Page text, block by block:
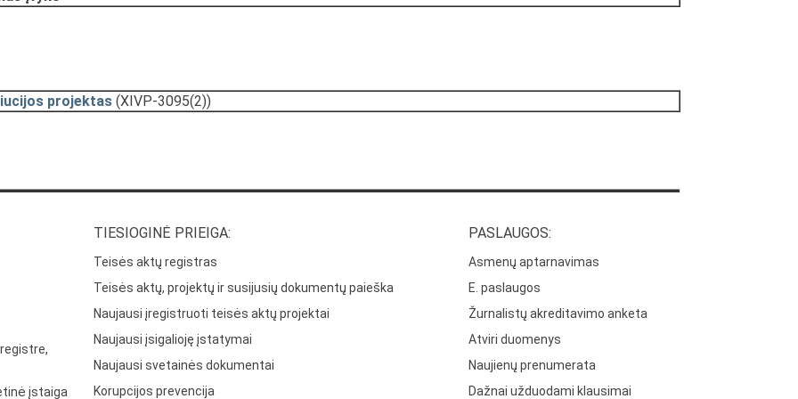
projektas (XIVP-3095(2))
įstaiga
TIESIOGINĖ PRIEIGA:
Teisės aktų registras
Teisės aktų, projektų ir susijusių dokumentų paieška
Naujausi įregistruoti teisės aktų projektai
Naujausi įsigalioję įstatymai
Naujausi svetainės dokumentai
Korupcijos prevencija
PASLAUGOS:
Asmenų aptarnavimas
E. paslaugos
Žurnalistų akreditavimo anketa
Atviri duomenys
Naujienų prenumerata
Dažnai užduodami klausimai